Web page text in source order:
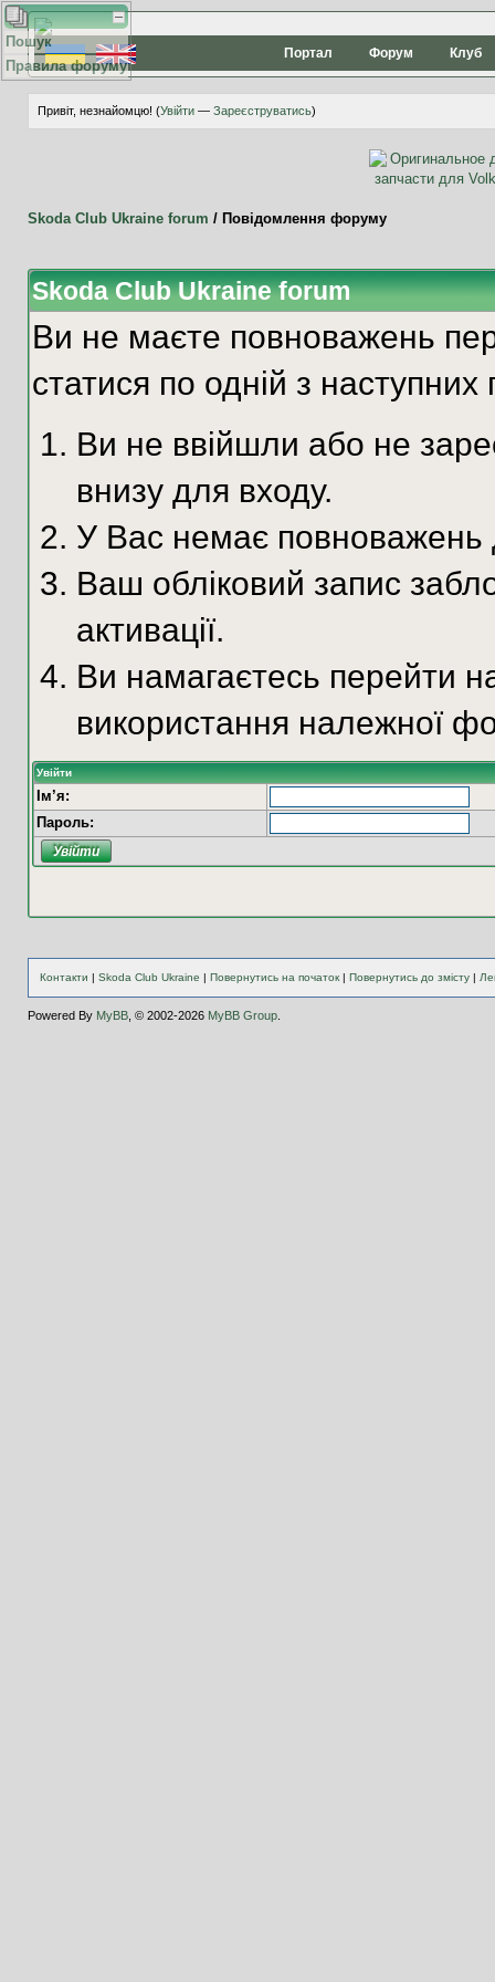
Портал Форум Клуб
Привіт, незнайомцю! (Увійти— Зареєструватись)
Skoda Club Ukraine forum / Повідомлення форуму
Пошук
Правила форуму
Skoda Club Ukraine forum
Ви не маєте повноважень
статися по одній з наступних
Ви не ввійшли або не
внизу для входу.
У Вас немає повноважень
Ваш обліковий запис
активації.
Ви намагаєтесь перейти
використання належної
Увійти
Ім’я:
Пароль:
Контакти | Skoda Club Ukraine | Повернутись на початок| Повернутись до змісту|
Powered By MyBB, © 2002-2026 MyBB Group.